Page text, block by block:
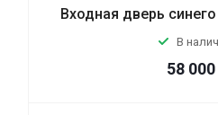
Входная дверь
В
58 000